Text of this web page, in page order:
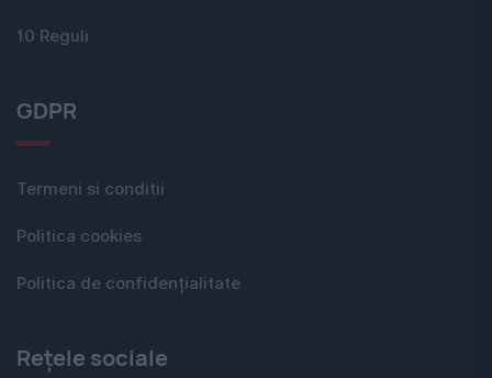
10 Reguli
GDPR
Termeni si conditii
Politica cookies
Politica de confidențialitate
Rețele sociale